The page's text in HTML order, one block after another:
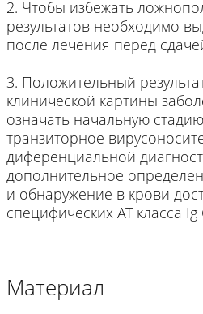
2. Чтобы избежать
результатов необходимо
после лечения перед
3. Положительный
клинической картины
означать начальную
транзиторное
диференциальной
дополнительное
и обнаружение в крови
специфических АТ класса Ig
Материал